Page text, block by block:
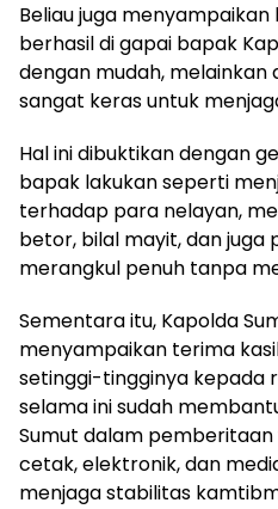
Beliau juga
berhasil di gapai bapak
dengan mudah, melainkan
sangat keras untuk
Hal ini dibuktikan dengan
bapak lakukan seperti
terhadap para nelayan,
betor, bilal mayit, dan juga
merangkul penuh tanpa
Sementara itu, Kapolda
menyampaikan terima
setinggi-tingginya kepada
selama ini sudah
Sumut dalam
cetak, elektronik, dan
menjaga stabilitas